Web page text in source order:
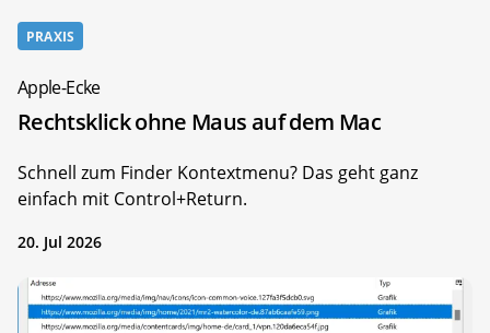
PRAXIS
Apple-Ecke
Rechtsklick ohne Maus auf dem Mac
Schnell zum Finder Kontextmenu? Das geht ganz
einfach mit Control+Return.
20. Jul 2026